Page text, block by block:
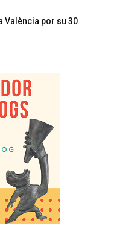
València por su 30